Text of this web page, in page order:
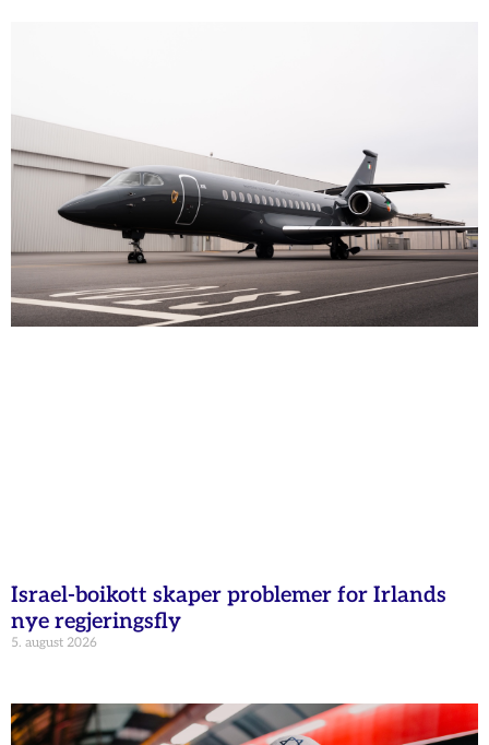
Israel-boikott skaper problemer for Irlands
nye regjeringsfly
5. august 2026